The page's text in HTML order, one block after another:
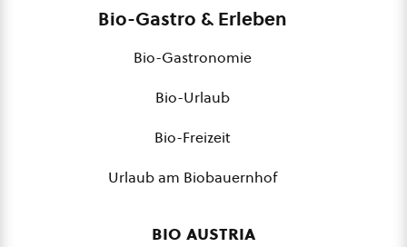
Bio-Gastro & Erleben
Bio-Gastronomie
Bio-Urlaub
Bio-Freizeit
Urlaub am Biobauernhof
bio austria